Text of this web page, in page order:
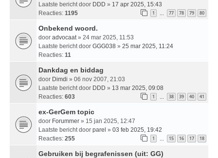
Laatste bericht door DDD » 17 apr 2025, 15:43
Reacties: 1195 1 … 77 78 79 80
Onbekend woord.
door advocaat » 24 mar 2025, 11:53
Laatste bericht door GGG038 » 25 mar 2025, 11:24
Reacties: 11
Dankdag en biddag
door Dimdi » 06 nov 2007, 21:03
Laatste bericht door DDD » 13 mar 2025, 09:08
Reacties: 603 1 … 38 39 40 41
ex-GerGem topic
door Forummer » 15 jan 2025, 12:47
Laatste bericht door parel » 03 feb 2025, 19:42
Reacties: 255 1 … 15 16 17 18
Gebruiken bij begrafenissen (uit: GG)